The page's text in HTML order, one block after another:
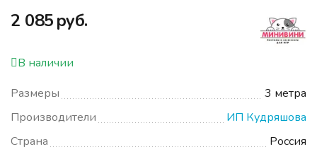
‍2 085‍руб.
В наличии
Размеры
3 метра
Производители
ИП Кудряшова
Страна
Россия